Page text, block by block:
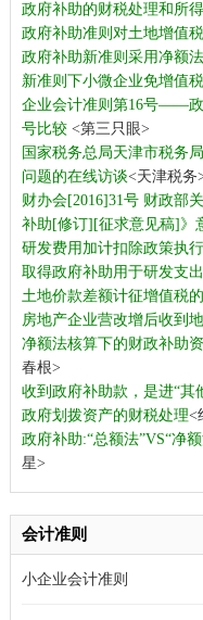
政府补助的财税处理和所
政府补助准则对土地增值
政府补助新准则采用净额
新准则下小微企业免增值
企业会计准则第16号——政
号比较<第三只眼>
国家税务总局天津市税务
问题的在线访谈<天津税务
财办会[2016]31号 财政部
补助[修订][征求意见稿]》
研发费用加计扣除政策执行
取得政府补助用于研发支
土地价款差额计征增值税
房地产企业营改增后收到
净额法核算下的财政补助
春根>
收到政府补助款，是进“其
政府划拨资产的财税处理<
政府补助:“总额法”VS“净
星>
会计准则
小企业会计准则